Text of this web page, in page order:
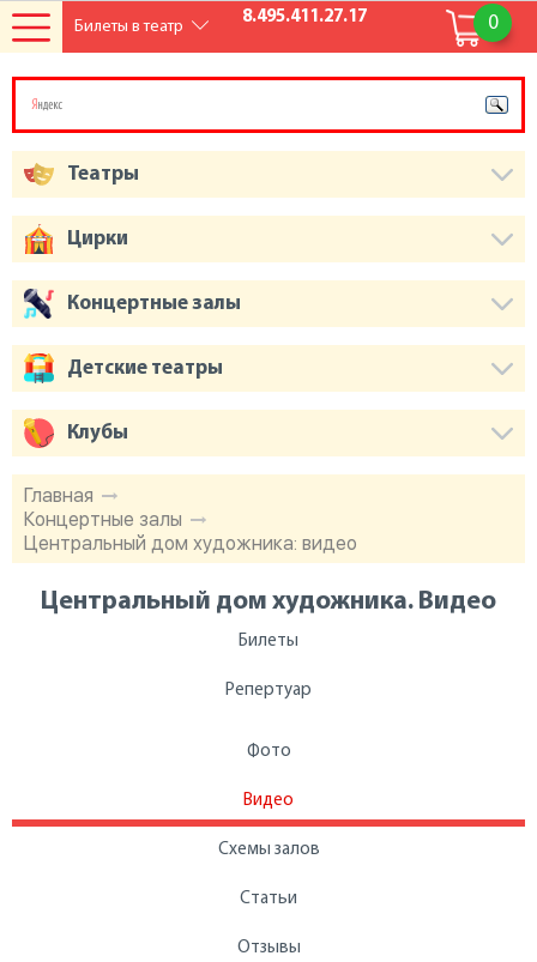
0
8.495.411.27.17
Главная
Концертные залы
Центральный дом художника: видео
Центральный дом художника. Видео
Билеты
Репертуар
Фото
Видео
Схемы залов
Статьи
Отзывы
Театры
Цирки
Концертные залы
Детские театры
Клубы
Билеты в театр